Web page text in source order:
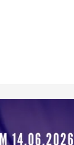
aux favoris